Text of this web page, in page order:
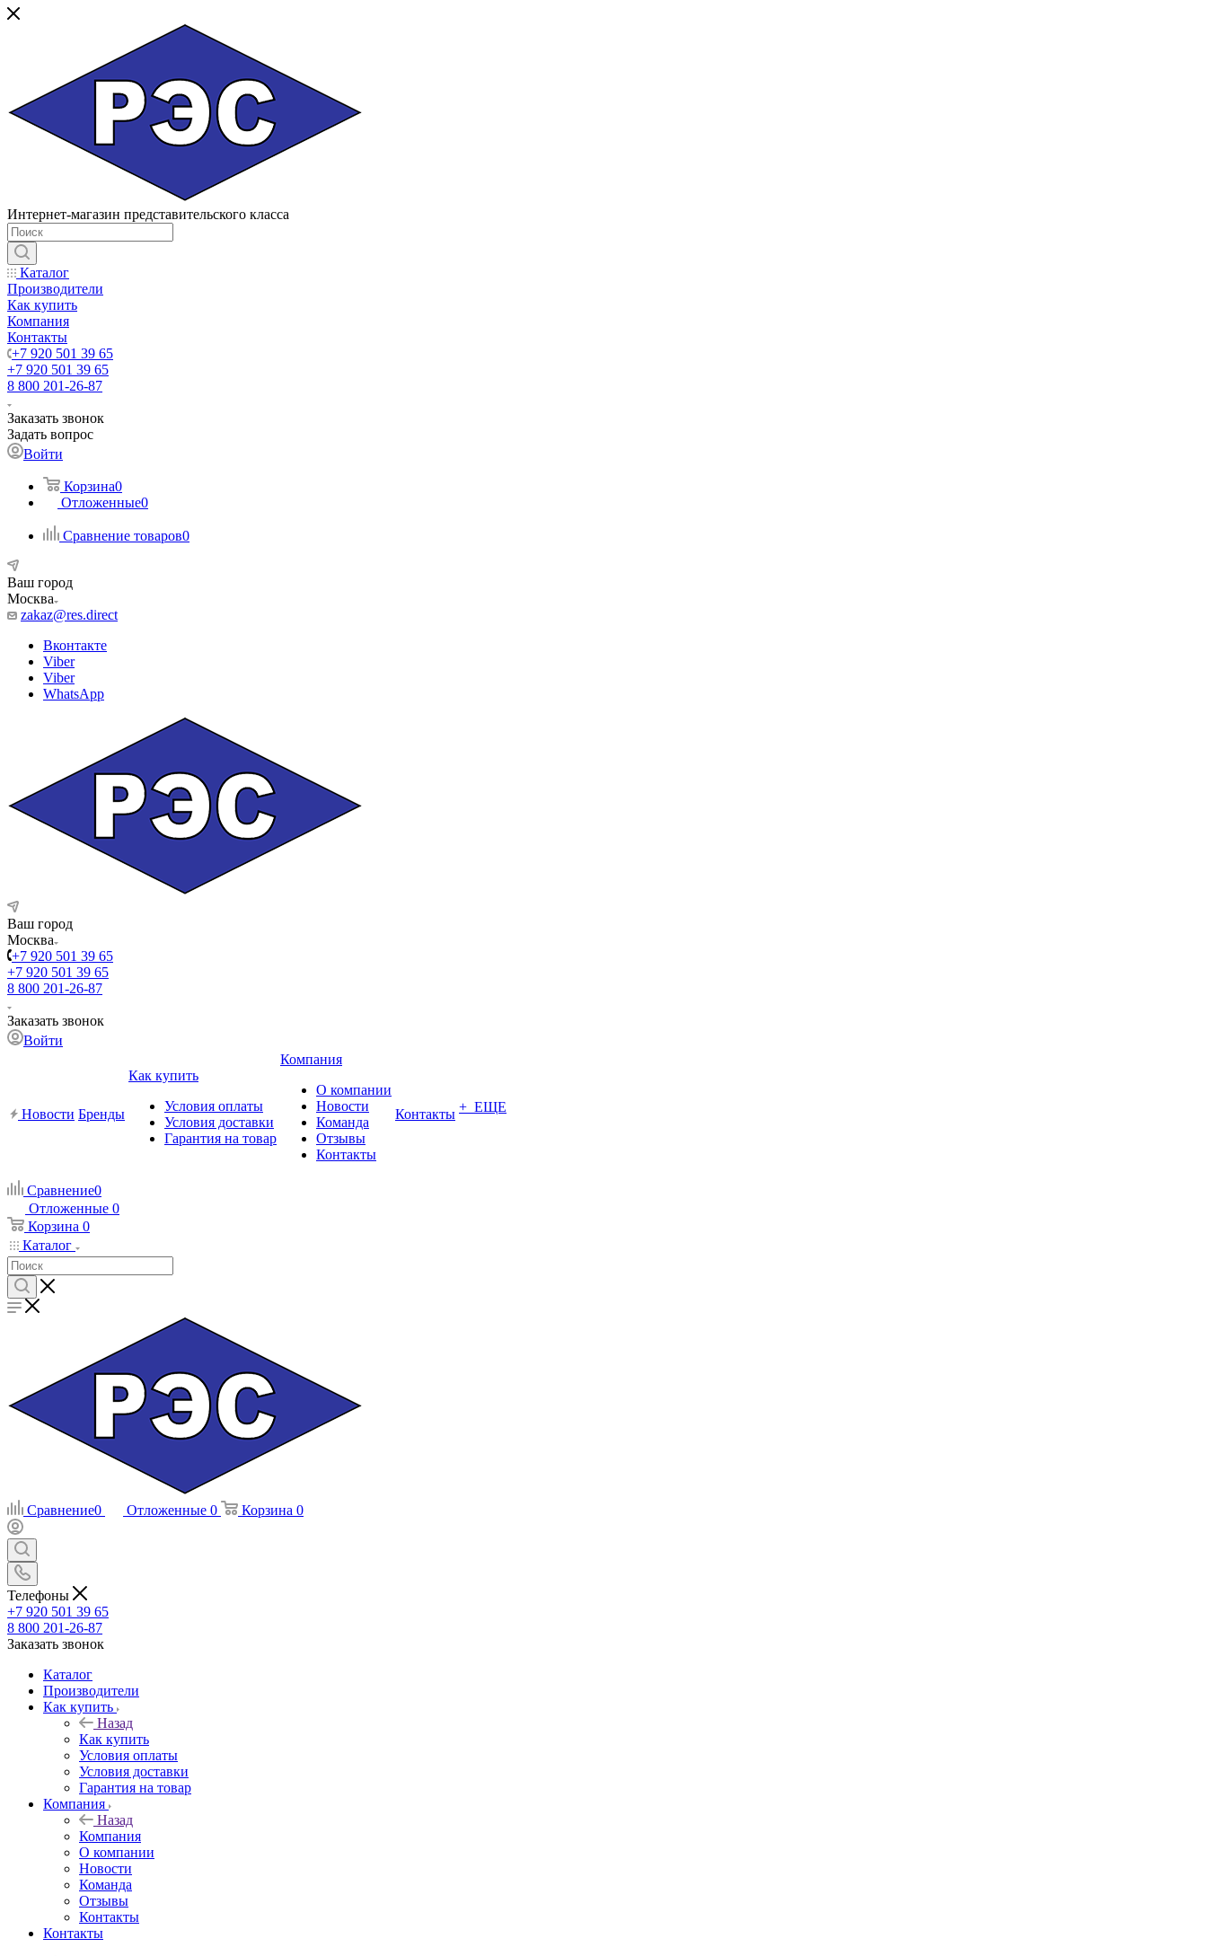
Интернет-магазин представительского класса
Каталог
Производители
Как купить
Компания
Контакты
+7 920 501 39 65
+7 920 501 39 65
8 800 201-26-87
Заказать звонок
Задать вопрос
Войти
Корзина0
Отложенные0
Сравнение товаров0
Ваш город
Москва
zakaz@res.direct
Вконтакте
Viber
Viber
WhatsApp
Ваш город
Москва
+7 920 501 39 65
+7 920 501 39 65
8 800 201-26-87
Заказать звонок
Войти
Новости Бренды
Как купить
Условия оплаты
Условия доставки
Гарантия на товар
Компания
О компании
Новости
Команда
Отзывы
Контакты
Контакты + ЕЩЕ
Сравнение0
Отложенные 0
Корзина 0
Каталог
Сравнение0 Отложенные 0 Корзина 0
Телефоны
+7 920 501 39 65
8 800 201-26-87
Заказать звонок
Каталог
Производители
Как купить
Назад
Как купить
Условия оплаты
Условия доставки
Гарантия на товар
Компания
Назад
Компания
О компании
Новости
Команда
Отзывы
Контакты
Контакты